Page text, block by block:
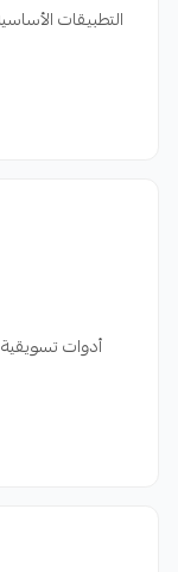
التطبيقات
أدوات